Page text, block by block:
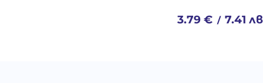
3.79 € / 7.41